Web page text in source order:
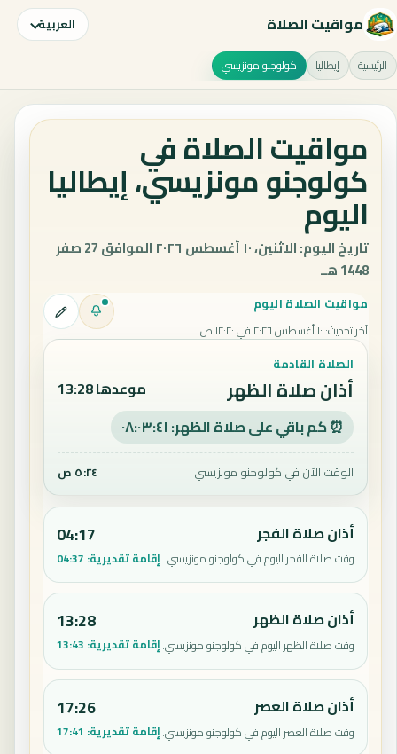
مواقيت الصلاة العربية
الرئيسية إيطاليا كولوجنو مونزيسي
مواقيت الصلاة في
كولوجنو مونزيسي، إيطاليا
اليوم
تاريخ اليوم: الاثنين، ١٠ أغسطس ٢٠٢٦ الموافق 27 صفر
1448 هـ.
مواقيت الصلاة اليوم
آخر تحديث: ١٠ أغسطس ٢٠٢٦ في ١٢:٢٠ ص
الصلاة القادمة
أذان صلاة الظهر موعدها 13:28
⏰ كم باقي على صلاة الظهر: ٠٨:٠٣:٤٠
الوقت الآن في كولوجنو مونزيسي ٥:٢٤ ص
أذان صلاة الفجر
وقت صلاة الفجر اليوم في كولوجنو مونزيسي.
04:17
إقامة تقديرية: 04:37
أذان صلاة الظهر
وقت صلاة الظهر اليوم في كولوجنو مونزيسي.
13:28
إقامة تقديرية: 13:43
أذان صلاة العصر
وقت صلاة العصر اليوم في كولوجنو مونزيسي.
17:26
إقامة تقديرية: 17:41